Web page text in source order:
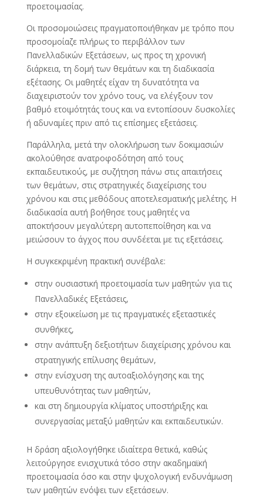
προετοιμασίας.
Οι προσομοιώσεις πραγματοποιήθηκαν με τρόπο που
προσομοίαζε πλήρως το περιβάλλον των
Πανελλαδικών Εξετάσεων, ως προς τη χρονική
διάρκεια, τη δομή των θεμάτων και τη διαδικασία
εξέτασης. Οι μαθητές είχαν τη δυνατότητα να
διαχειριστούν τον χρόνο τους, να ελέγξουν τον
βαθμό ετοιμότητάς τους και να εντοπίσουν δυσκολίες
ή αδυναμίες πριν από τις επίσημες εξετάσεις.
Παράλληλα, μετά την ολοκλήρωση των δοκιμασιών
ακολούθησε ανατροφοδότηση από τους
εκπαιδευτικούς, με συζήτηση πάνω στις απαιτήσεις
των θεμάτων, στις στρατηγικές διαχείρισης του
χρόνου και στις μεθόδους αποτελεσματικής μελέτης. Η
διαδικασία αυτή βοήθησε τους μαθητές να
αποκτήσουν μεγαλύτερη αυτοπεποίθηση και να
μειώσουν το άγχος που συνδέεται με τις εξετάσεις.
Η συγκεκριμένη πρακτική συνέβαλε:
στην ουσιαστική προετοιμασία των μαθητών για τις
Πανελλαδικές Εξετάσεις,
στην εξοικείωση με τις πραγματικές εξεταστικές
συνθήκες,
στην ανάπτυξη δεξιοτήτων διαχείρισης χρόνου και
στρατηγικής επίλυσης θεμάτων,
στην ενίσχυση της αυτοαξιολόγησης και της
υπευθυνότητας των μαθητών,
και στη δημιουργία κλίματος υποστήριξης και
συνεργασίας μεταξύ μαθητών και εκπαιδευτικών.
Η δράση αξιολογήθηκε ιδιαίτερα θετικά, καθώς
λειτούργησε ενισχυτικά τόσο στην ακαδημαϊκή
προετοιμασία όσο και στην ψυχολογική ενδυνάμωση
των μαθητών ενόψει των εξετάσεων.